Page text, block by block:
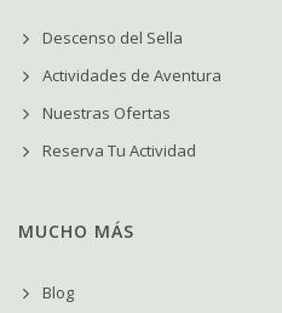
Descenso del Sella
Actividades de Aventura
Nuestras Ofertas
Reserva Tu Actividad
MUCHO MÁS
Blog